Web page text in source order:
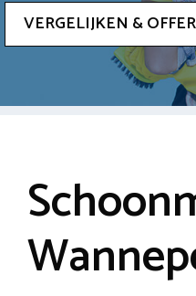
VERGELIJKEN &